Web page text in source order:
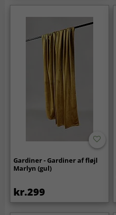
Gardiner - Gardiner af fløjl
Marlyn (gul)
kr.299